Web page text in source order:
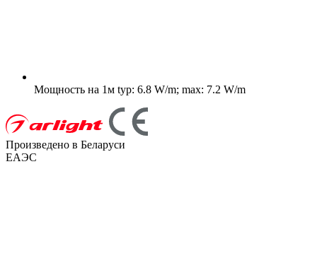
Мощность на 1м typ: 6.8 W/m; max: 7.2 W/m
Произведено в Беларуси
ЕАЭС